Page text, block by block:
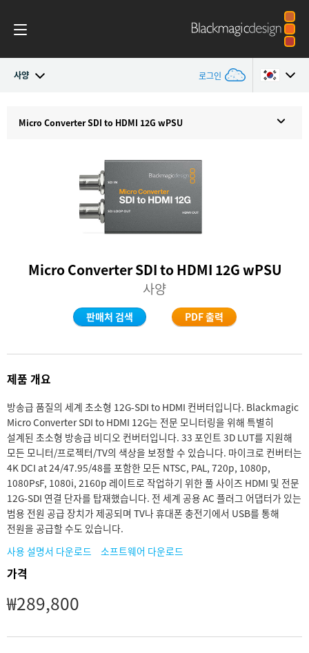
사양 로그인
Austria
China
Finland
France
Hong Kong SAR, China
India
Italy
Japan
Korea
Mexico
Micro ConverterSDI to HDMI 12G wPSU
Micro Converter SDI to HDMI 12G wPSU
사양
판매처 검색 PDF 출력
제품 개요
방송급 품질의 세계 초소형 12G-SDI to HDMI 컨버터입니다. Blackmagic
Micro Converter SDI to HDMI 12G는 전문 모니터링을 위해 특별히
설계된 초소형 방송급 비디오 컨버터입니다. 33 포인트 3D LUT를 지원해
모든 모니터/프로젝터/TV의 색상을 보정할 수 있습니다. 마이크로 컨버터는
4K DCI at 24/47.95/48를 포함한 모든 NTSC, PAL, 720p, 1080p,
1080PsF, 1080i, 2160p 레이트로 작업하기 위한 풀 사이즈 HDMI 및 전문
12G-SDI 연결 단자를 탑재했습니다. 전 세계 공용 AC 플러그 어댑터가 있는
범용 전원 공급 장치가 제공되며 TV나 휴대폰 충전기에서 USB를 통해
전원을 공급할 수도 있습니다.
사용 설명서 다운로드
소프트웨어 다운로드
가격
₩289,800